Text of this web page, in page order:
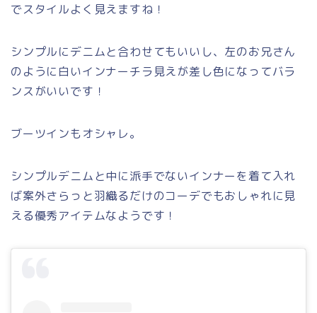
でスタイルよく見えますね！
シンプルにデニムと合わせてもいいし、左のお兄さん
のように白いインナーチラ見えが差し色になってバラ
ンスがいいです！
ブーツインもオシャレ。
シンプルデニムと中に派手でないインナーを着て入れ
ば案外さらっと羽織るだけのコーデでもおしゃれに見
える優秀アイテムなようです！